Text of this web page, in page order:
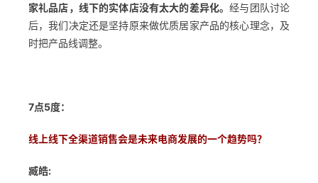
家礼品店，线下的实体店没有太大的差异化。经与团队讨论
后，我们决定还是坚持原来做优质居家产品的核心理念，及
时把产品线调整。
7点5度：
线上线下全渠道销售会是未来电商发展的一个趋势吗？
臧皓: